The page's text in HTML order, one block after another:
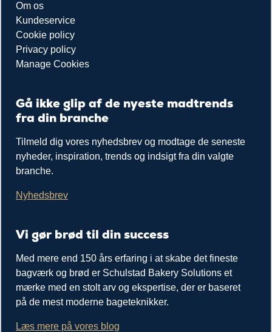
Om os
Kundeservice
Cookie policy
Privacy policy
Manage Cookies
Gå ikke glip af de nyeste madtrends
fra din branche
Tilmeld dig vores nyhedsbrev og modtage de seneste
nyheder, inspiration, trends og indsigt fra din valgte
branche.
Nyhedsbrev
Vi gør brød til din success
Med mere end 150 års erfaring i at skabe det fineste
bagværk og brød er Schulstad Bakery Solutions et
mærke med en stolt arv og ekspertise, der er baseret
på de mest moderne bageteknikker.
Læs mere på vores blog